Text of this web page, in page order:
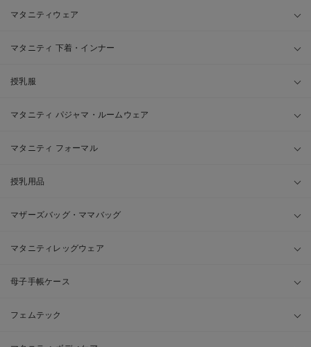
マタニティウェア
マタニティ 下着・インナー
授乳服
マタニティ パジャマ・ルームウェア
マタニティ フォーマル
授乳用品
マザーズバッグ・ママバッグ
マタニティレッグウェア
母子手帳ケース
フェムテック